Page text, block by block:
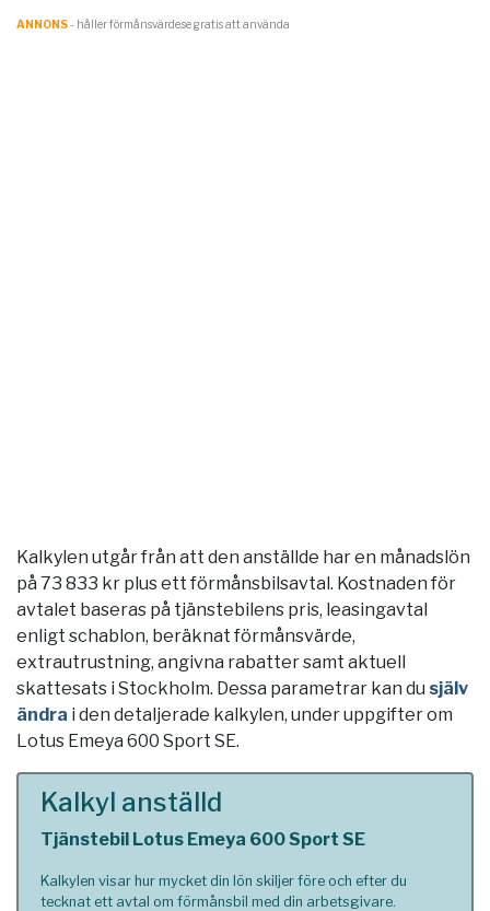
ANNONS- håller förmånsvärde.se gratis att använda
Kalkylen utgår från att den anställde har en månadslön
på 73 833 kr plus ett förmånsbilsavtal. Kostnaden för
avtalet baseras på tjänstebilens pris, leasingavtal
enligt schablon, beräknat förmånsvärde,
extrautrustning, angivna rabatter samt aktuell
skattesats i Stockholm. Dessa parametrar kan du själv
ändra i den detaljerade kalkylen, under uppgifter om
Lotus Emeya 600 Sport SE.
Kalkyl anställd
Tjänstebil Lotus Emeya 600 Sport SE
Kalkylen visar hur mycket din lön skiljer före och efter du
tecknat ett avtal om förmånsbil med din arbetsgivare.